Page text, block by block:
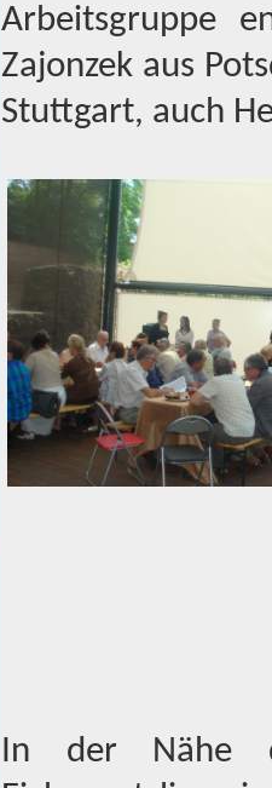
Arbeitsgruppe
Zajonzek aus
Stuttgart, auch
In der Nähe